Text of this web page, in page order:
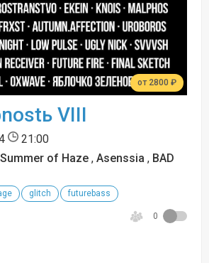
от 2800 ₽
VIII
21:00
Summer of Haze , Asenssia , BAD
glitch futurebass
0